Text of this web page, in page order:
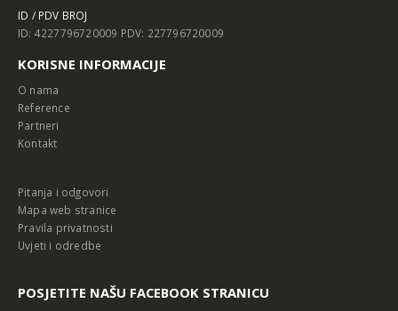
ID / PDV BROJ
ID: 4227796720009 PDV: 227796720009
KORISNE INFORMACIJE
O nama
Reference
Partneri
Kontakt
Pitanja i odgovori
Mapa web stranice
Pravila privatnosti
Uvjeti i odredbe
POSJETITE NAŠU FACEBOOK STRANICU